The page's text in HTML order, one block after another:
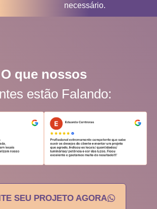
necessário.
O que nossos
estão Falando:
SEU PROJETO AGORA